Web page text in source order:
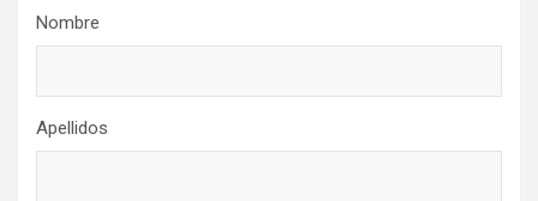
Nombre
Apellidos